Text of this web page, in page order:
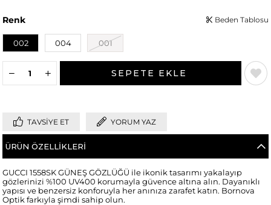
Renk
002 004 001
Beden Tablosu
TAVSIYE ET YORUM YAZ
ÜRÜN ÖZELLIKLERI
GUCCI 1558SK GÜNEŞ GÖZLÜĞÜ ile ikonik tasarımı yakalayıp
gözlerinizi %100 UV400 korumayla güvence altına alın. Dayanıklı
yapısı ve benzersiz konforuyla her anınıza zarafet katın. Bornova
Optik farkıyla şimdi sahip olun.